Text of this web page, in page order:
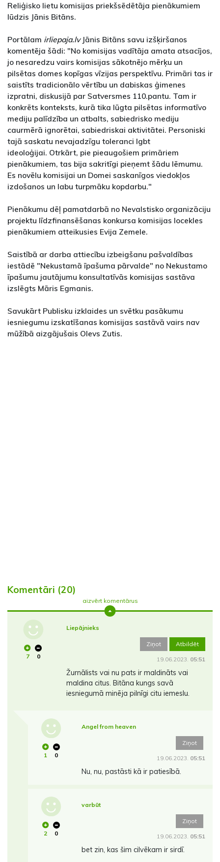
Reliģisko lietu komisijas priekšsēdētāja pienākumiem
lūdzis Jānis Bitāns.
Portālam irliepaja.lv Jānis Bitāns savu izšķiršanos
komentēja šādi: "No komisijas vadītāja amata atsacījos,
jo nesaredzu vairs komisijas sākotnējo mērķu un
pilsētas domes kopīgas vīzijas perspektīvu. Primāri tas ir
saistīts tradicionālo vērtību un dabiskas ģimenes
izpratni, diskusijā par Satversmes 110.pantu. Tam ir
konkrēts konteksts, kurā tika lūgta pilsētas informatīvo
mediju palīdzība un atbalts, sabiedrisko mediju
caurmērā ignorētai, sabiedriskai aktivitātei. Personiski
tajā saskatu nevajadzīgu toleranci lgbt
ideoloģijai. Otrkārt, pie pieaugošiem primāriem
pienākumiem, tas bija sakritīgi pieņemt šādu lēmumu.
Es novēlu komisijai un Domei saskanīgos viedokļos
izdošanos un labu turpmāku kopdarbu."
Pienākumu dēļ pamatdarbā no Nevalstisko organizāciju
projektu līdzfinansēšanas konkursa komisijas locekles
pienākumiem atteikusies Evija Zemele.
Saistībā ar darba attiecību izbeigšanu pašvaldības
iestādē "Nekustamā īpašuma pārvalde" no Nekustamo
īpašumu jautājumu konsultatīvās komisijas sastāva
izslēgts Māris Egmanis.
Savukārt Publisku izklaides un svētku pasākumu
iesniegumu izskatīšanas komisijas sastāvā vairs nav
mūžībā aizgājušais Olevs Zutis.
Komentāri (20)
aizvērt komentārus
7 0
Liepājnieks
Ziņot Atbildēt
19.06.2023. 05:51
Žurnālists vai nu pats ir maldināts vai
maldina citus. Bitāna kungs savā
iesniegumā minēja pilnīgi citu iemeslu.
1 0
Angel from heaven
Ziņot
19.06.2023. 05:51
Nu, nu, pastāsti kā ir patiesībā.
2 0
varbūt
Ziņot
19.06.2023. 05:51
bet zin, kas šim cilvēkam ir sirdī.